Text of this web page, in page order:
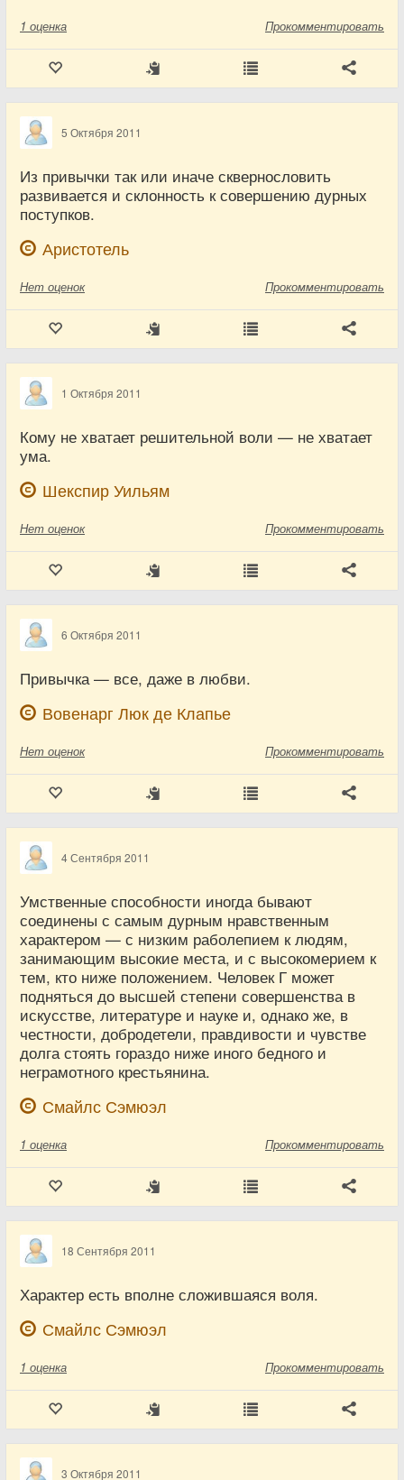
1 оценка Прокомментировать
5 Октября 2011
Из привычки так или иначе сквернословить
развивается и склонность к совершению дурных
поступков.
Аристотель
Нет оценок Прокомментировать
1 Октября 2011
Кому не хватает решительной воли — не хватает
ума.
Шекспир Уильям
Нет оценок Прокомментировать
6 Октября 2011
Привычка — все, даже в любви.
Вовенарг Люк де Клапье
Нет оценок Прокомментировать
4 Сентября 2011
Умственные способности иногда бывают
соединены с самым дурным нравственным
характером — с низким раболепием к людям,
занимающим высокие места, и с высокомерием к
тем, кто ниже положением. Человек Г может
подняться до высшей степени совершенства в
искусстве, литературе и науке и, однако же, в
честности, добродетели, правдивости и чувстве
долга стоять гораздо ниже иного бедного и
неграмотного крестьянина.
Смайлс Сэмюэл
1 оценка Прокомментировать
18 Сентября 2011
Характер есть вполне сложившаяся воля.
Смайлс Сэмюэл
1 оценка Прокомментировать
3 Октября 2011